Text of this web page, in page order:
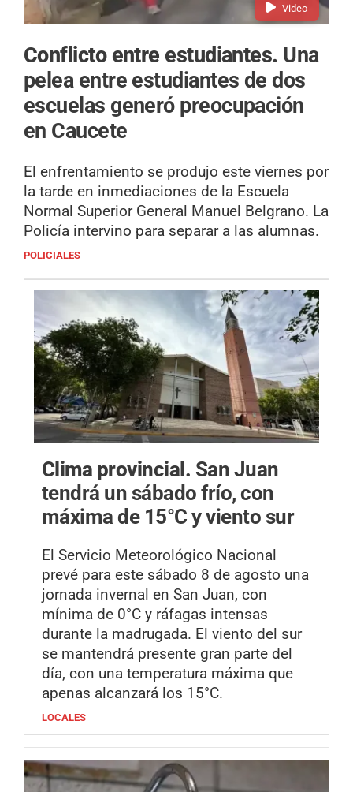
Video
Conflicto entre estudiantes. Una
pelea entre estudiantes de dos
escuelas generó preocupación
en Caucete
El enfrentamiento se produjo este viernes por
la tarde en inmediaciones de la Escuela
Normal Superior General Manuel Belgrano. La
Policía intervino para separar a las alumnas.
POLICIALES
Clima provincial. San Juan
tendrá un sábado frío, con
máxima de 15°C y viento sur
El Servicio Meteorológico Nacional
prevé para este sábado 8 de agosto una
jornada invernal en San Juan, con
mínima de 0°C y ráfagas intensas
durante la madrugada. El viento del sur
se mantendrá presente gran parte del
día, con una temperatura máxima que
apenas alcanzará los 15°C.
LOCALES